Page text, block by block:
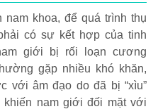
khoa, để quá trình thụ
có sự kết hợp của tinh
giới bị rối loạn cương
gặp nhiều khó khăn,
với âm đạo do đã bị “xìu”
nam giới đối mặt với